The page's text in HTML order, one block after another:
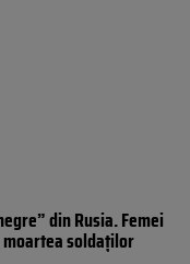
din Rusia. Femei
soldaților